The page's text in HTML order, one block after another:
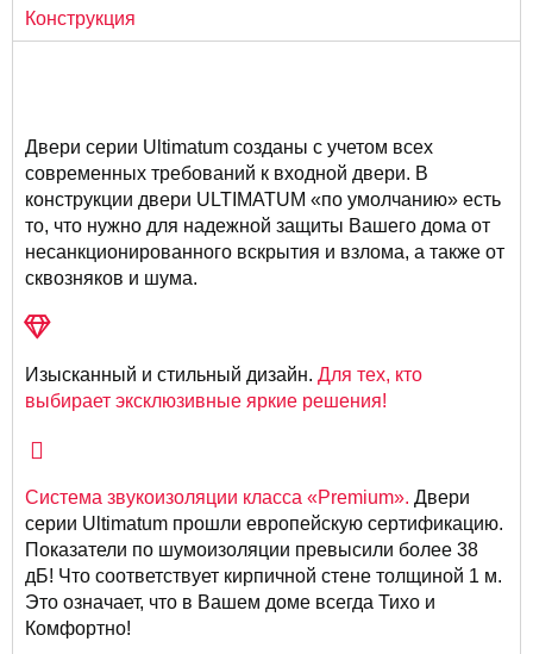
Конструкция
Двери серии Ultimatum созданы с учетом всех
современных требований к входной двери. В
конструкции двери ULTIMATUM «по умолчанию» есть
то, что нужно для надежной защиты Вашего дома от
несанкционированного вскрытия и взлома, а также от
сквозняков и шума.
Изысканный и стильный дизайн. Для тех, кто
выбирает эксклюзивные яркие решения!
Система звукоизоляции класса «Premium». Двери
серии Ultimatum прошли европейскую сертификацию.
Показатели по шумоизоляции превысили более 38
дБ! Что соответствует кирпичной стене толщиной 1 м.
Это означает, что в Вашем доме всегда Тихо и
Комфортно!